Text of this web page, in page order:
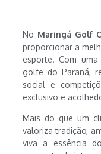
No Maringá Golf
proporcionar a
esporte. Com
golfe do Paraná,
social e
exclusivo e
Mais do que um
valoriza tradição,
viva a essência